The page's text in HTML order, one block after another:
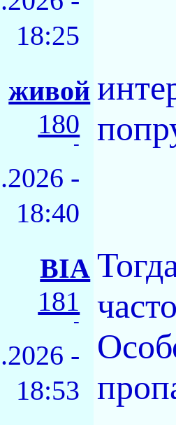
18:25
живой
180
-
-
18:40
BIA
181
-
-
18:53